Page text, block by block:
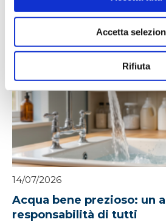
Accetta
Rifiuta
Notizie correlate
14/07/2026
Acqua bene prezioso: un
responsabilità di tutti